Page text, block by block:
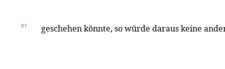
07 geschehen könnte, so würde daraus keine